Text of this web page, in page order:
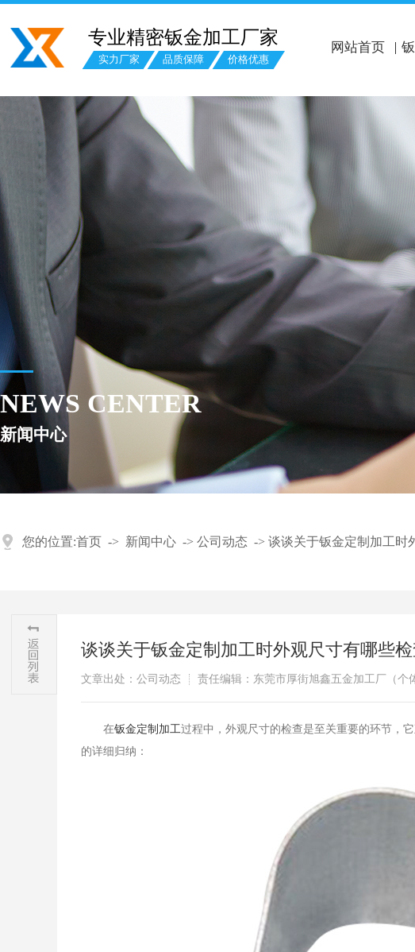
专业精密钣金加工厂家
实力厂家 品质保障 价格优惠
网站首页
NEWS CENTER
新闻中心
您的位置:首页 -> 新闻中心 -> 公司动态 -> 谈谈关于钣金定制加工时
谈谈关于钣金定制加工时外观尺寸有哪些检
文章出处：公司动态 责任编辑：东莞市厚街旭鑫五金加工厂（个
​在钣金定制加工过程中，外观尺寸的检查是至关重要的环节，
的详细归纳：